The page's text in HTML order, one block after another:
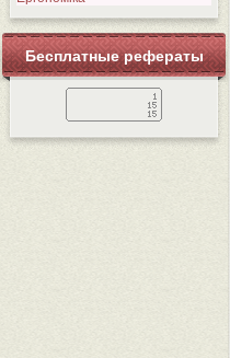
Бесплатные рефераты